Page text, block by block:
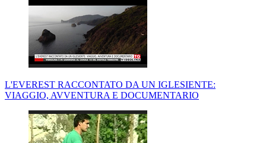
L'EVEREST RACCONTATO DA UN IGLESIENTE:
VIAGGIO, AVVENTURA E DOCUMENTARIO